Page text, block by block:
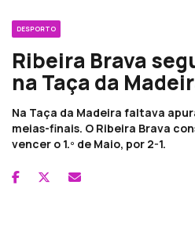
DESPORTO
Ribeira Brava
na Taça da
Na Taça da Madeira faltava
meias-finais. O Ribeira Brava
vencer o 1.º de Maio, por 2-1.